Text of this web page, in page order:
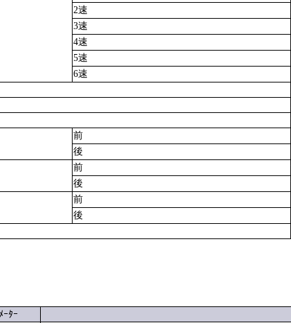
2速
3速
4速
5速
6速
前
後
前
後
前
後
ﾒｰﾀｰ